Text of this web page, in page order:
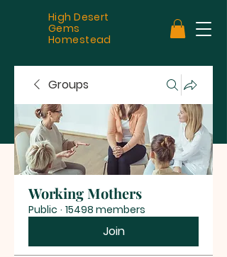
High Desert
Gems
Homestead
Groups
Working Mothers
Public · 15498 members
Join